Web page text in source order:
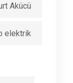
Akücü
elektrik